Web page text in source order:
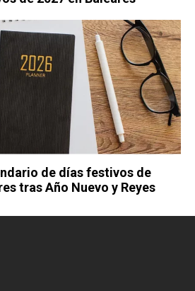
de días festivos de
tras Año Nuevo y Reyes